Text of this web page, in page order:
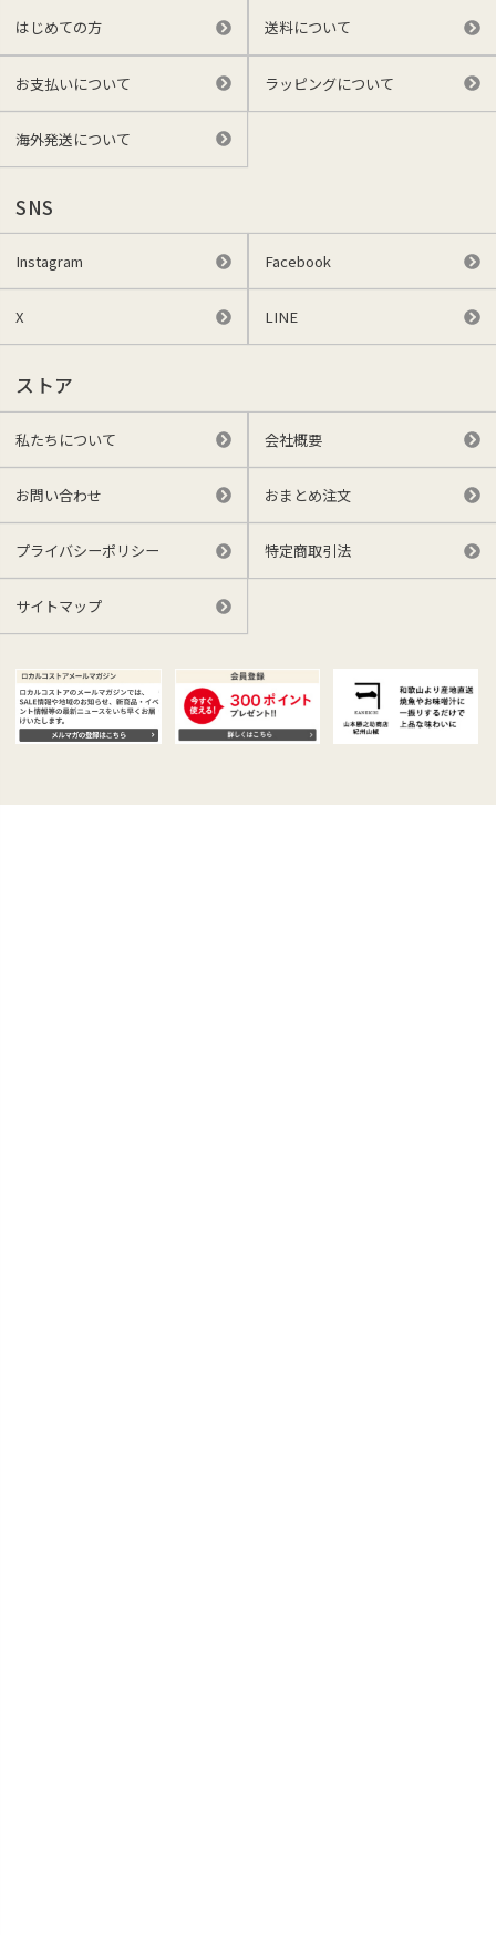
はじめての方 送料について
お支払いについて ラッピングについて
海外発送について
SNS
Instagram Facebook
X LINE
ストア
私たちについて 会社概要
お問い合わせ おまとめ注文
プライバシーポリシー 特定商取引法
サイトマップ